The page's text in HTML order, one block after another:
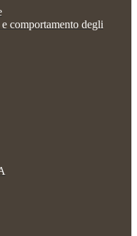
comportamento degli